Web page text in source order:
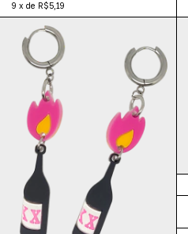
9 x de R$5,19